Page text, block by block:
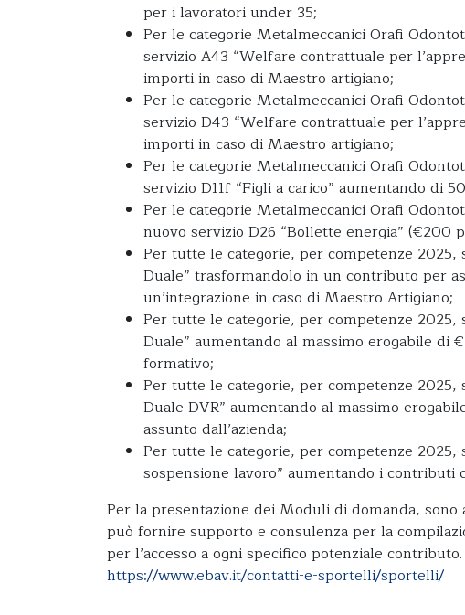
per i lavoratori under 35;
Per le categorie Metalmeccanici Orafi
servizio A43 “Welfare contrattuale per
importi in caso di Maestro artigiano;
Per le categorie Metalmeccanici Orafi
servizio D43 “Welfare contrattuale per
importi in caso di Maestro artigiano;
Per le categorie Metalmeccanici Orafi
servizio D11f “Figli a carico” aumentando di
Per le categorie Metalmeccanici Orafi
nuovo servizio D26 “Bollette energia” (€200
Per tutte le categorie, per competenze
Duale” trasformandolo in un contributo per
un’integrazione in caso di Maestro Artigiano;
Per tutte le categorie, per competenze
Duale” aumentando al massimo erogabile di
formativo;
Per tutte le categorie, per competenze
Duale DVR” aumentando al massimo
assunto dall’azienda;
Per tutte le categorie, per competenze
sospensione lavoro” aumentando i
Per la presentazione dei Moduli di domanda,
può fornire supporto e consulenza per la
per l’accesso a ogni specifico potenziale
https://www.ebav.it/contatti-e-sportelli/sportelli/